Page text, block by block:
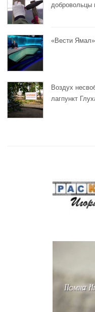
добровольцы
«Вести
Воздух
лагпункт